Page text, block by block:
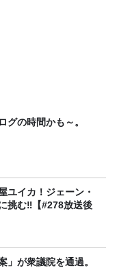
グの時間かも～。
ユイカ！ジェーン・
挑む‼【#278放送後
」が衆議院を通過。